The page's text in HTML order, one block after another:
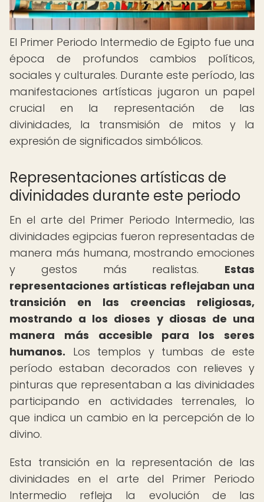
El Primer Periodo Intermedio de Egipto fue una
época de profundos cambios políticos,
sociales y culturales. Durante este período, las
manifestaciones artísticas jugaron un papel
crucial en la representación de las
divinidades, la transmisión de mitos y la
expresión de significados simbólicos.
Representaciones artísticas de
divinidades durante este periodo
En el arte del Primer Periodo Intermedio, las
divinidades egipcias fueron representadas de
manera más humana, mostrando emociones
y gestos más realistas. Estas
representaciones artísticas reflejaban una
transición en las creencias religiosas,
mostrando a los dioses y diosas de una
manera más accesible para los seres
humanos. Los templos y tumbas de este
período estaban decorados con relieves y
pinturas que representaban a las divinidades
participando en actividades terrenales, lo
que indica un cambio en la percepción de lo
divino.
Esta transición en la representación de las
divinidades en el arte del Primer Periodo
Intermedio refleja la evolución de las